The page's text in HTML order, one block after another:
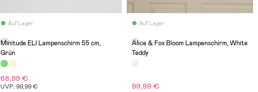
Auf Lager
(0)
Minitude ELI Lampenschirm 55 cm,
Grün
68,99 €
UVP: 99,99 €
Auf Lager
(1)
Alice & Fox Bloom Lampenschirm, White
Teddy
99,99 €